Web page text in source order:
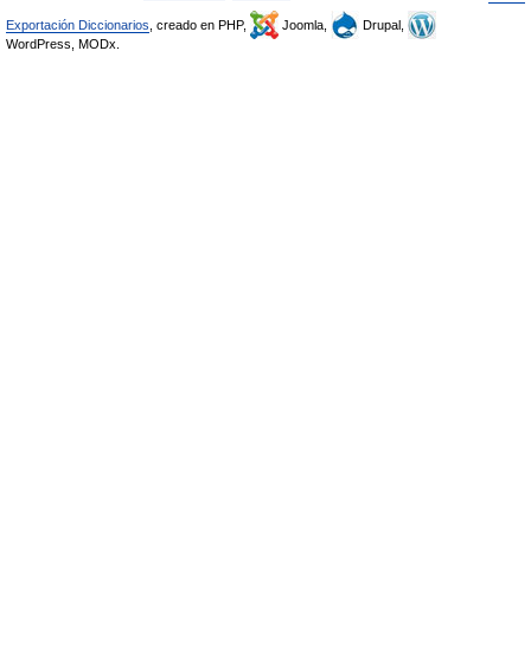
Exportación Diccionarios , creado en PHP, Joomla,
Drupal,
WordPress, MODx.